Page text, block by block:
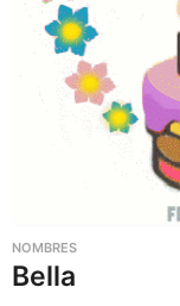
NOMBRES
Bella